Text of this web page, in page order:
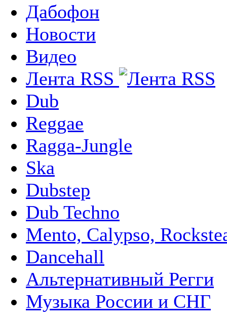
Дабофон
Новости
Видео
Лента RSS
Dub
Reggae
Ragga-Jungle
Ska
Dubstep
Dub Techno
Mento, Calypso,
Dancehall
Альтернативный Регги
Музыка России и СНГ